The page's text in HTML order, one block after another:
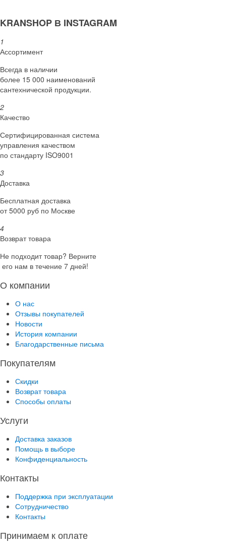
KRANSHOP В INSTAGRAM
1
Ассортимент
Всегда в наличии
более 15 000 наименований
сантехнической продукции.
2
Качество
Сертифициро­ванная система
управления качеством
по стандарту ISO9001
3
Доставка
Бесплатная доставка
от 5000 руб по Москве
4
Возврат товара
Не подходит товар? Верните
его нам в течение 7 дней!
О компании
О нас
Отзывы покупателей
Новости
История компании
Благодарственные письма
Покупателям
Скидки
Возврат товара
Способы оплаты
Услуги
Доставка заказов
Помощь в выборе
Конфиденциальность
Контакты
Поддержка при эксплуатации
Сотрудничество
Контакты
Принимаем к оплате